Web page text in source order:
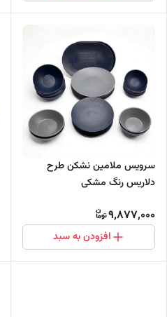
سرویس ملامین نشکن طرح
دلاریس رنگ مشکی
9,877,000
افزودن به سبد